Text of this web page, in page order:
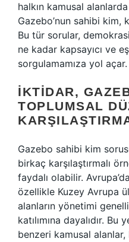
halkın kamusal
Gazebo’nun sahibi kim,
Bu tür sorular,
ne kadar kapsayıcı ve
sorgulamamıza yol açar.
İKTIDAR,
TOPLUMSAL
Gazebo sahibi kim
birkaç karşılaştırmalı
faydalı olabilir.
özellikle Kuzey Avrupa
alanların yönetimi
katılımına dayalıdır.
benzeri kamusal alanlar,